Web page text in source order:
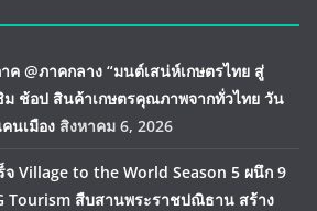
ค @ภาคกลาง “มนต์เสน่ห์เกษตรไทย สู่
ช้อป สินค้าเกษตรคุณภาพจากทั่วไทย วัน
นเมือง สิงหาคม 6, 2026
จ Village to the World Season 5 ผนึก 9
Tourism สืบสานพระราชปณิธาน สร้าง